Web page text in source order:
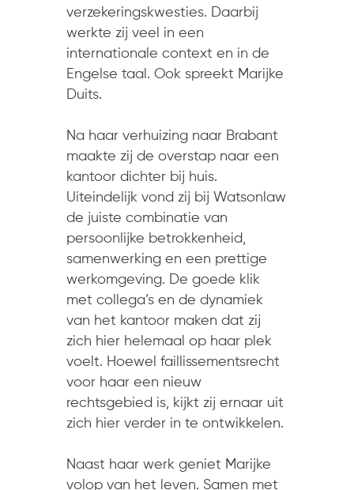
verzekeringskwesties. Daarbij
werkte zij veel in een
internationale context en in de
Engelse taal. Ook spreekt Marijke
Duits.
Na haar verhuizing naar Brabant
maakte zij de overstap naar een
kantoor dichter bij huis.
Uiteindelijk vond zij bij Watsonlaw
de juiste combinatie van
persoonlijke betrokkenheid,
samenwerking en een prettige
werkomgeving. De goede klik
met collega’s en de dynamiek
van het kantoor maken dat zij
zich hier helemaal op haar plek
voelt. Hoewel faillissementsrecht
voor haar een nieuw
rechtsgebied is, kijkt zij ernaar uit
zich hier verder in te ontwikkelen.
Naast haar werk geniet Marijke
volop van het leven. Samen met